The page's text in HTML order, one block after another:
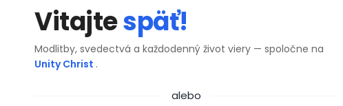
Vitajtespäť!
Modlitby, svedectvá a každodenný život viery — spoločne na
Unity Christ .
alebo